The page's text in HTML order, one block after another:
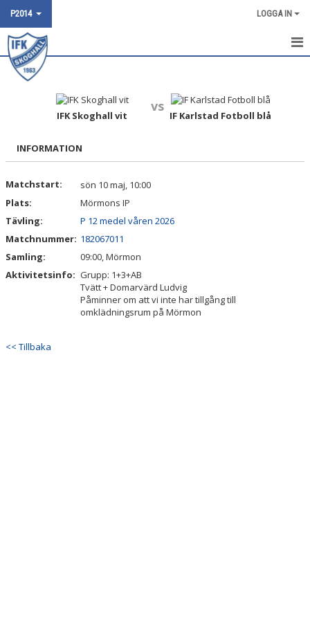
P2014 LOGGA IN
HEM
POOLSPEL
TRUPPEN
BILDGALLERI
KONTAKT
IFK Skoghall vit
vs
IF Karlstad Fotboll blå
INFORMATION
Matchstart:
sön 10 maj, 10:00
Plats:
Mörmons IP
Tävling:
P 12 medel våren 2026
Matchnummer: 182067011
Samling:
09:00, Mörmon
Aktivitetsinfo: Grupp: 1+3+AB
Tvätt + Domarvärd Ludvig
Påminner om att vi inte har tillgång till
omklädningsrum på Mörmon
<< Tillbaka